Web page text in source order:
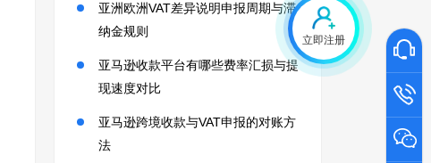
立即注册
亚洲欧洲VAT差异说明申报周期与滞
纳金规则
亚马逊收款平台有哪些费率汇损与提
现速度对比
亚马逊跨境收款与VAT申报的对账方
法